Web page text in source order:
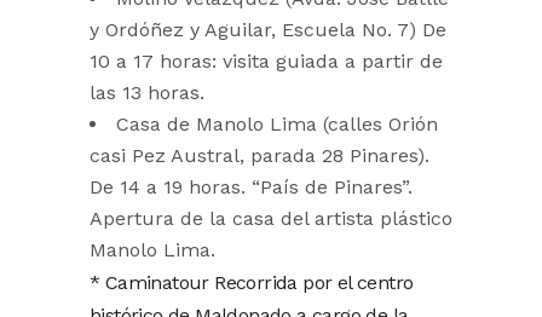
y Ordóñez y Aguilar, Escuela No. 7) De
10 a 17 horas: visita guiada a partir de
las 13 horas.
Casa de Manolo Lima (calles Orión
casi Pez Austral, parada 28 Pinares).
De 14 a 19 horas. “País de Pinares”.
Apertura de la casa del artista plástico
Manolo Lima.
* Caminatour Recorrida por el centro